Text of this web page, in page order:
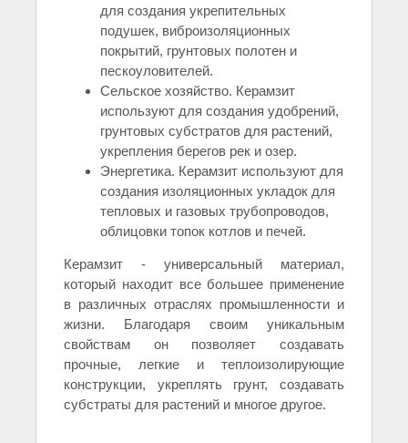
для создания укрепительных
подушек, виброизоляционных
покрытий, грунтовых полотен и
пескоуловителей.
Сельское хозяйство. Керамзит
используют для создания удобрений,
грунтовых субстратов для растений,
укрепления берегов рек и озер.
Энергетика. Керамзит используют для
создания изоляционных укладок для
тепловых и газовых трубопроводов,
облицовки топок котлов и печей.
Керамзит - универсальный материал,
который находит все большее применение
в различных отраслях промышленности и
жизни. Благодаря своим уникальным
свойствам он позволяет создавать
прочные, легкие и теплоизолирующие
конструкции, укреплять грунт, создавать
субстраты для растений и многое другое.